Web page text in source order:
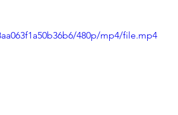
480p/mp4/file.mp4